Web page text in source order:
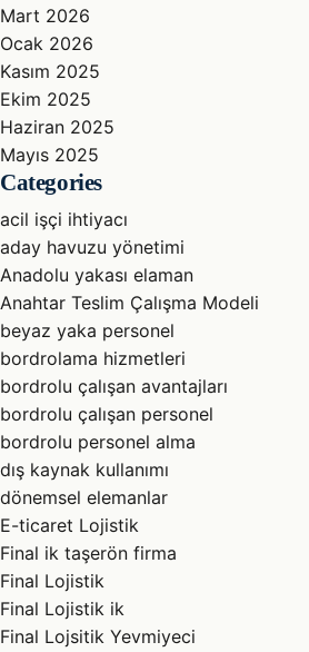
Mart 2026
Ocak 2026
Kasım 2025
Ekim 2025
Haziran 2025
Mayıs 2025
Categories
acil işçi ihtiyacı
aday havuzu yönetimi
Anadolu yakası elaman
Anahtar Teslim Çalışma Modeli
beyaz yaka personel
bordrolama hizmetleri
bordrolu çalışan avantajları
bordrolu çalışan personel
bordrolu personel alma
dış kaynak kullanımı
dönemsel elemanlar
E-ticaret Lojistik
Final ik taşerön firma
Final Lojistik
Final Lojistik ik
Final Lojsitik Yevmiyeci